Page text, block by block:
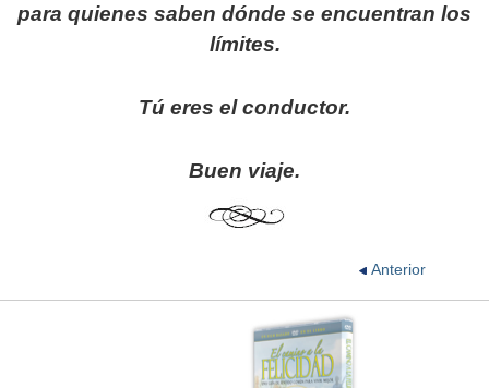
para quienes saben dónde se encuentran los
límites.
Tú eres el conductor.
Buen viaje.
Anterior